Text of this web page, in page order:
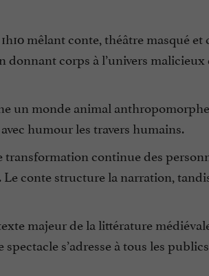
mêlant conte, théâtre masqué
corps à l’univers
un monde animal
humour les travers humains.
continue des
conte structure la narration,
majeur de la littérature
s’adresse à tous les